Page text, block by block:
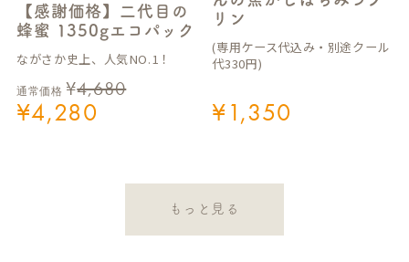
【感謝価格】二代目の
蜂蜜 1350gエコパック
ながさか史上、人気NO.1！
通常価格 ¥4,680
¥4,280
リン
(専用ケース代込み・別途クール
代330円)
¥1,350
もっと見る